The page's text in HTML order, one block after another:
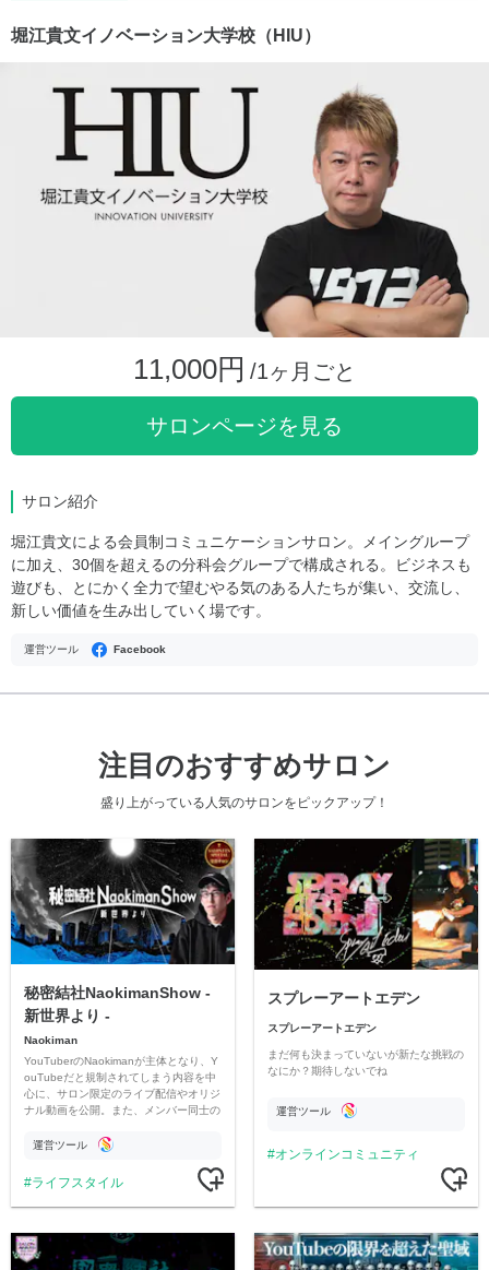
堀江貴文イノベーション大学校（HIU）
11,000円 /1ヶ月ごと
サロンページを見る
サロン紹介
堀江貴文による会員制コミュニケーションサロン。メイングループ
に加え、30個を超えるの分科会グループで構成される。ビジネスも
遊びも、とにかく全力で望むやる気のある人たちが集い、交流し、
新しい価値を生み出していく場です。
運営ツール Facebook
注目のおすすめサロン
盛り上がっている人気のサロンをピックアップ！
秘密結社NaokimanShow -
新世界より -
Naokiman
YouTuberのNaokimanが主体となり、Y
ouTubeだと規制されてしまう内容を中
心に、サロン限定のライブ配信やオリジ
ナル動画を公開。また、メンバー同士の
ただいています。
運営ツール
ライフスタイル
スプレーアートエデン
スプレーアートエデン
まだ何も決まっていないが新たな挑戦の
なにか？期待しないでね
運営ツール
オンラインコミュニティ